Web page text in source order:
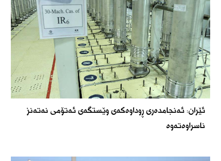
ئێران: ئەنجامدەری ڕوداوەکەی وێستگەی ئەتۆمی نەتەنز
ناسراوەتەوە